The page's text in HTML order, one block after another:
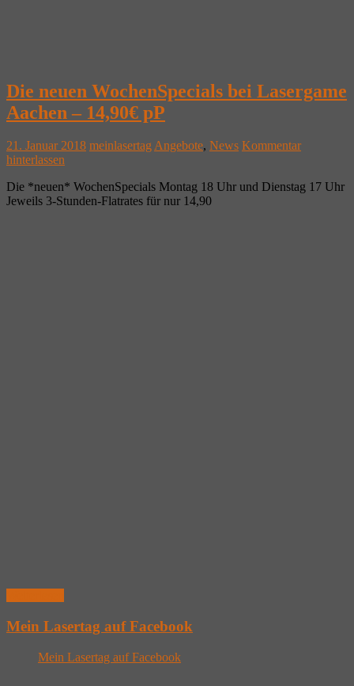
Die neuen WochenSpecials bei Lasergame
Aachen – 14,90€ pP
21. Januar 2018 meinlasertagAngebote, News Kommentar
hinterlassen
Die *neuen* WochenSpecials Montag 18 Uhr und Dienstag 17 Uhr
Jeweils 3-Stunden-Flatrates für nur 14,90
Mein Lasertag auf Facebook
Mein Lasertag auf Facebook